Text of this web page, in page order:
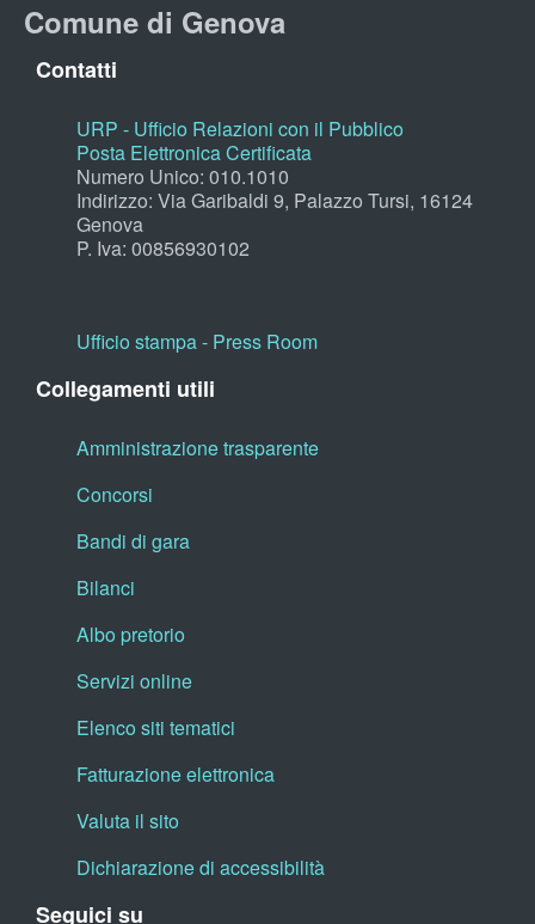
Comune di Genova
Contatti
URP - Ufficio Relazioni con il Pubblico
Posta Elettronica Certificata
Numero Unico: 010.1010
Indirizzo: Via Garibaldi 9, Palazzo Tursi, 16124
Genova
P. Iva: 00856930102
Ufficio stampa - Press Room
Collegamenti utili
Amministrazione trasparente
Concorsi
Bandi di gara
Bilanci
Albo pretorio
Servizi online
Elenco siti tematici
Fatturazione elettronica
Valuta il sito
Dichiarazione di accessibilità
Seguici su